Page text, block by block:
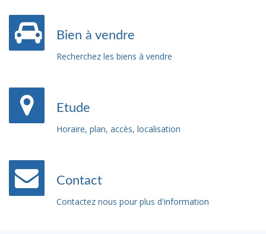
Bien à vendre
Recherchez les biens à vendre
Etude
Horaire, plan, accès, localisation
Contact
Contactez nous pour plus d'information